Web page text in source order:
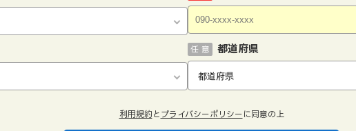
都道府県
任 意
利用規約 と プライバシーポリシー に同意の上